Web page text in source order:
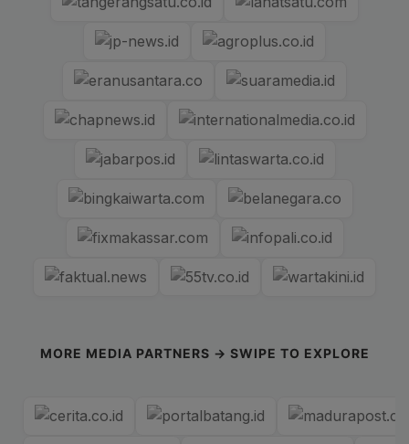
MORE MEDIA PARTNERS → SWIPE TO EXPLORE